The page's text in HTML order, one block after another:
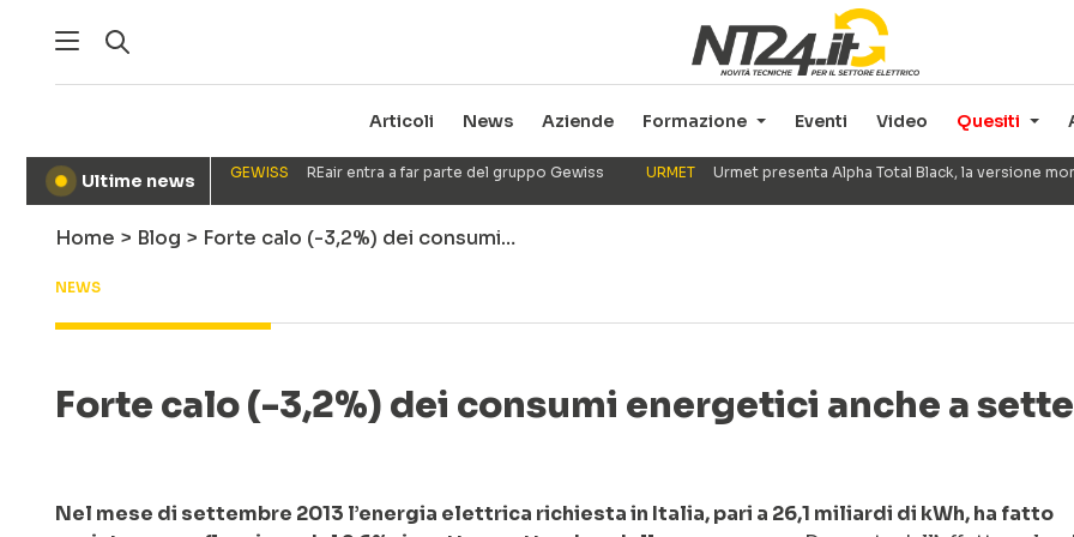
Articoli News Aziende Formazione Eventi Video Quesiti
● Ultime news GEWISS REair entra a far parte del gruppo Gewiss URMET Urmet presenta Alpha Total Black, la versione
Home > Blog > Forte calo (-3,2%) dei consumi…
NEWS
Forte calo (-3,2%) dei consumi energetici anche a
Nel mese di settembre 2013 l’energia elettrica richiesta in Italia, pari a 26,1 miliardi di kWh, ha fatto